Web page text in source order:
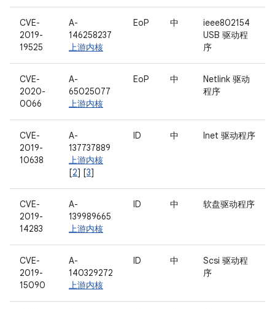
CVE-
2019-
19525
A-
146258237
上游内核
EoP 中
ieee802154
USB 驱动程
序
CVE-
2020-
0066
A-
65025077
上游内核
EoP 中
Netlink 驱动
程序
CVE-
2019-
10638
A-
137737889
上游内核
[2] [3]
ID 中 Inet 驱动程序
CVE-
2019-
14283
A-
139989665
上游内核
ID 中 软盘驱动程序
CVE-
2019-
15090
A-
140329272
上游内核
ID 中
Scsi 驱动程
序